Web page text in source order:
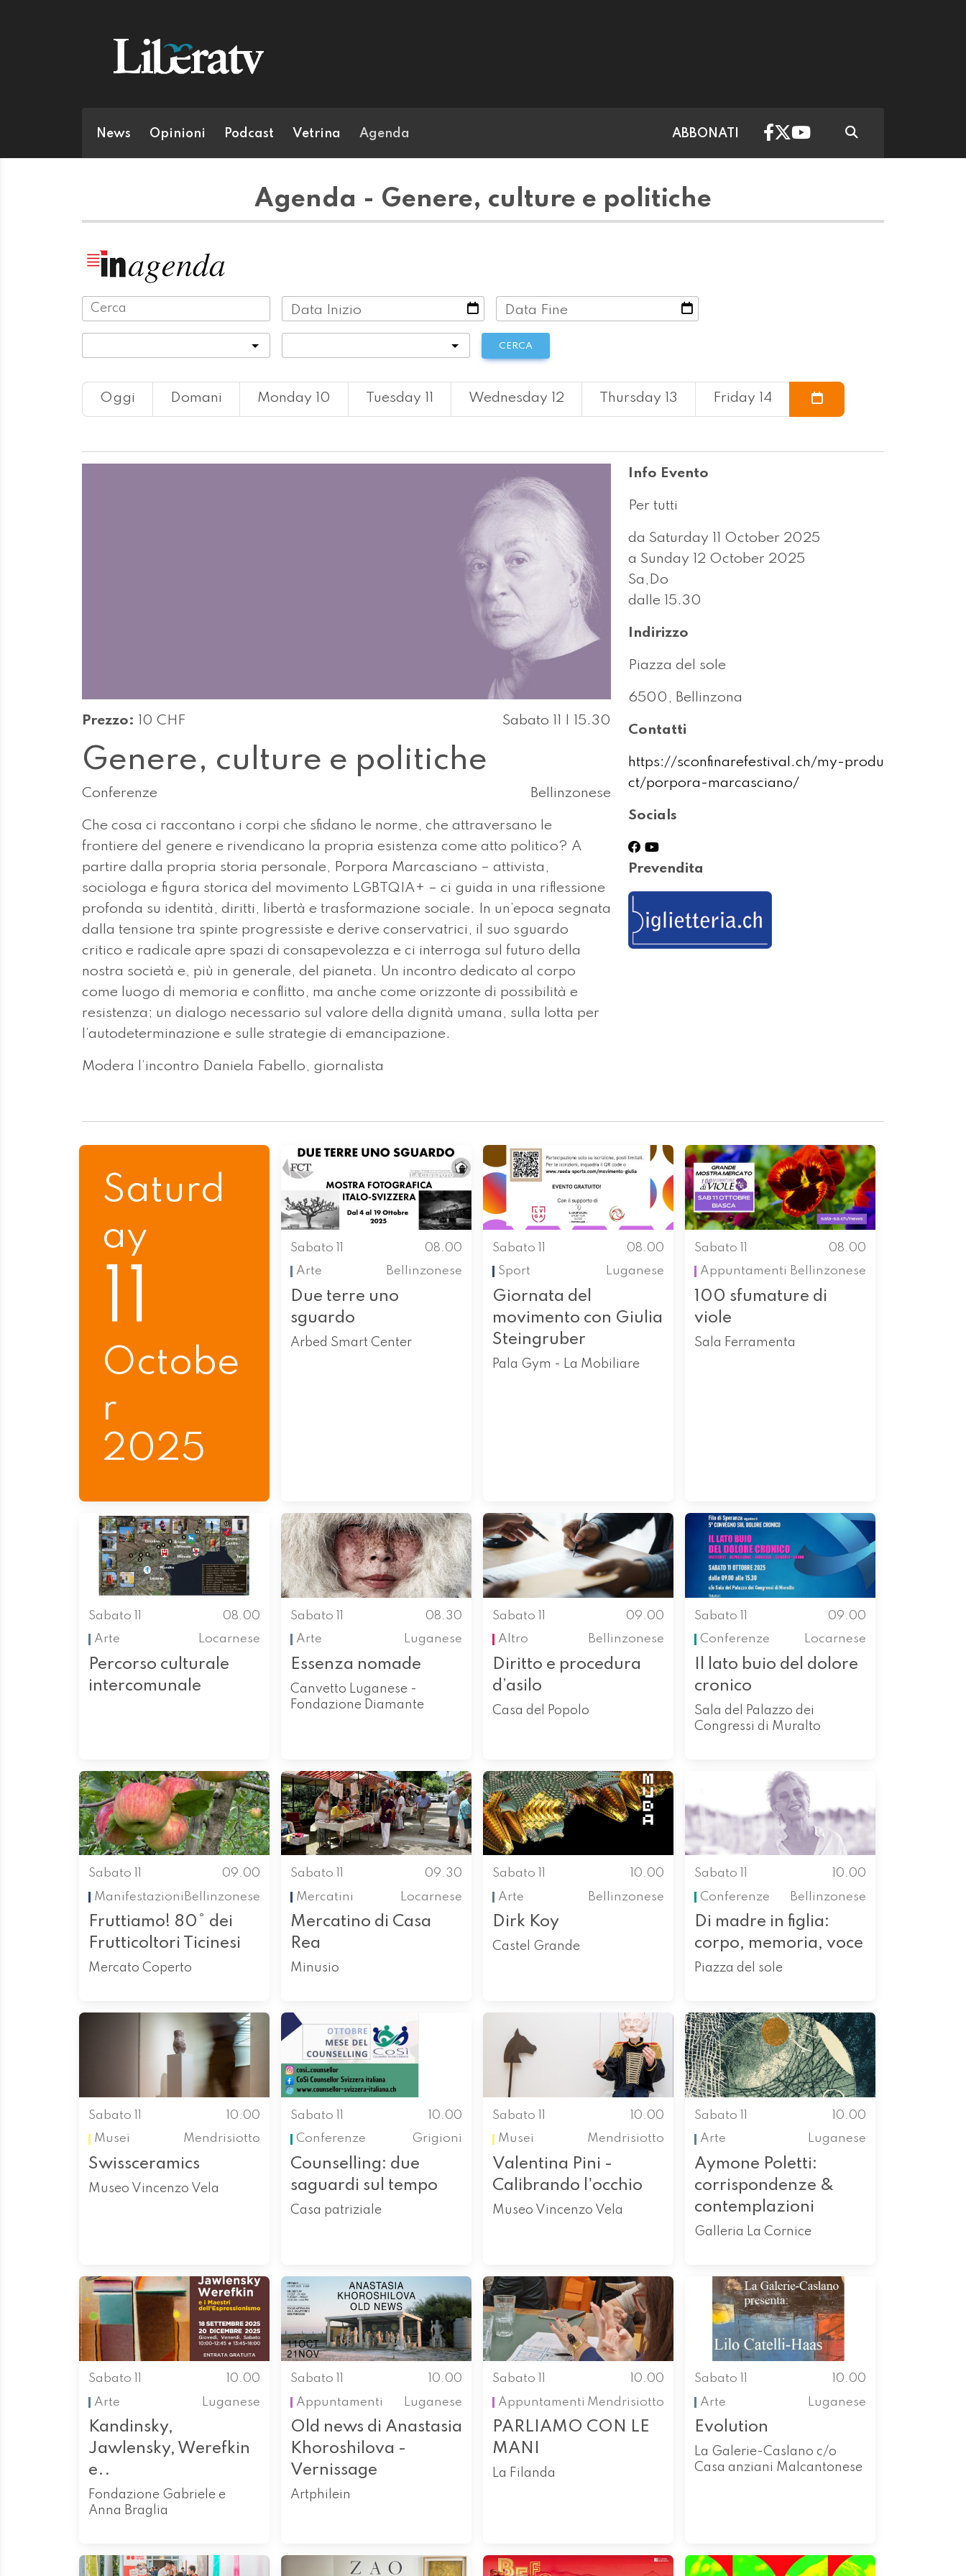
News Opinioni Podcast Vetrina Agenda ABBONATI
Agenda - Genere, culture e politiche
Data Inizio Data Fine
CERCA
Oggi Domani Monday 10 Tuesday 11 Wednesday 12 Thursday 13 Friday 14
Prezzo: 10 CHF Sabato 11 | 15.30
Genere, culture e politiche
Conferenze Bellinzonese
Che cosa ci raccontano i corpi che sfidano le norme, che attraversano le
frontiere del genere e rivendicano la propria esistenza come atto politico? A
partire dalla propria storia personale, Porpora Marcasciano – attivista,
sociologa e figura storica del movimento LGBTQIA+ – ci guida in una riflessione
profonda su identità, diritti, libertà e trasformazione sociale. In un’epoca segnata
dalla tensione tra spinte progressiste e derive conservatrici, il suo sguardo
critico e radicale apre spazi di consapevolezza e ci interroga sul futuro della
nostra società e, più in generale, del pianeta. Un incontro dedicato al corpo
come luogo di memoria e conflitto, ma anche come orizzonte di possibilità e
resistenza; un dialogo necessario sul valore della dignità umana, sulla lotta per
l’autodeterminazione e sulle strategie di emancipazione.
Modera l’incontro Daniela Fabello, giornalista
Info Evento
Per tutti
da Saturday 11 October 2025
a Sunday 12 October 2025
Sa,Do
dalle 15.30
Indirizzo
Piazza del sole
6500, Bellinzona
Contatti
https://sconfinarefestival.ch/my-produ
ct/porpora-marcasciano/
Socials
Prevendita
Saturd
ay
11
Octobe
r
2025
Sabato 11
08.00
Arte
Bellinzonese
Due terre uno
sguardo
Arbed Smart Center
Sabato 11
08.00
Sport
Luganese
Giornata del
movimento con Giulia
Steingruber
Pala Gym - La Mobiliare
Sabato 11
08.00
Appuntamenti Bellinzonese
100 sfumature di
viole
Sala Ferramenta
Sabato 11
08.00
Arte
Locarnese
Percorso culturale
intercomunale
Sabato 11
08.30
Arte
Luganese
Essenza nomade
Canvetto Luganese -
Fondazione Diamante
Sabato 11
09.00
Altro
Bellinzonese
Diritto e procedura
d’asilo
Casa del Popolo
Sabato 11
09.00
Conferenze
Locarnese
Il lato buio del dolore
cronico
Sala del Palazzo dei
Congressi di Muralto
Sabato 11
09.00
Manifestazioni Bellinzonese
Fruttiamo! 80° dei
Frutticoltori Ticinesi
Mercato Coperto
Sabato 11
09.30
Mercatini
Locarnese
Mercatino di Casa
Rea
Minusio
Sabato 11
10.00
Arte
Bellinzonese
Dirk Koy
Castel Grande
Sabato 11
10.00
Conferenze
Bellinzonese
Di madre in figlia:
corpo, memoria, voce
Piazza del sole
Sabato 11
10.00
Musei
Mendrisiotto
Swissceramics
Museo Vincenzo Vela
Sabato 11
10.00
Conferenze
Grigioni
Counselling: due
saguardi sul tempo
Casa patriziale
Sabato 11
10.00
Musei
Mendrisiotto
Valentina Pini -
Calibrando l'occhio
Museo Vincenzo Vela
Sabato 11
10.00
Arte
Luganese
Aymone Poletti:
corrispondenze &
contemplazioni
Galleria La Cornice
Sabato 11
10.00
Arte
Luganese
Kandinsky,
Jawlensky, Werefkin
e..
Fondazione Gabriele e
Anna Braglia
Sabato 11
10.00
Appuntamenti
Luganese
Old news di Anastasia
Khoroshilova -
Vernissage
Artphilein
Sabato 11
10.00
Appuntamenti Mendrisiotto
PARLIAMO CON LE
MANI
La Filanda
Sabato 11
10.00
Arte
Luganese
Evolution
La Galerie-Caslano c/o
Casa anziani Malcantonese